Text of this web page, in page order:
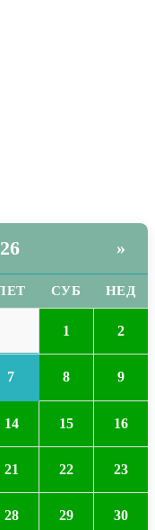
»
СУБ НЕД
1 2
7 8 9
14 15 16
21 22 23
28 29 30